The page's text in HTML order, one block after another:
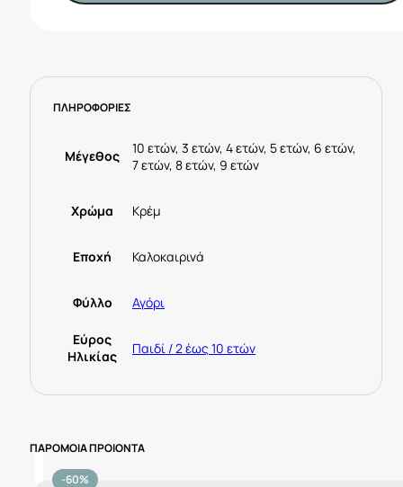
26-
ΠΛΗΡΟΦΟΡΙΕΣ
Μέγεθος
10 ετών, 3 ετών, 4 ετών, 5 ετών, 6 ετών,
7 ετών, 8 ετών, 9 ετών
Χρώμα Κρέμ
Εποχή Καλοκαιρινά
Φύλλο Αγόρι
Εύρος
Ηλικίας
Παιδί / 2 έως 10 ετών
ΠΑΡΟΜΟΙΑ ΠΡΟΙΟΝΤΑ
-60%